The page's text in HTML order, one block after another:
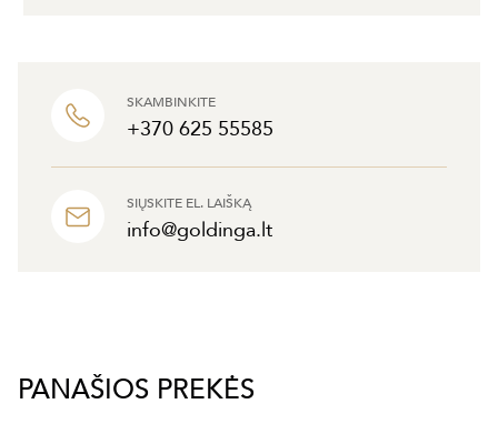
SKAMBINKITE
+370 625 55585
SIŲSKITE EL. LAIŠKĄ
info@goldinga.lt
PANAŠIOS PREKĖS